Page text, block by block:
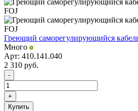
Греющий саморегулирующийся
Много
Арт: 410.141.040
2 310 руб.
-
+
Купить